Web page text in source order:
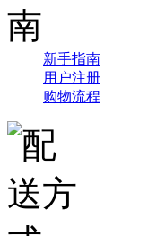
新手指南
用户注册
购物流程